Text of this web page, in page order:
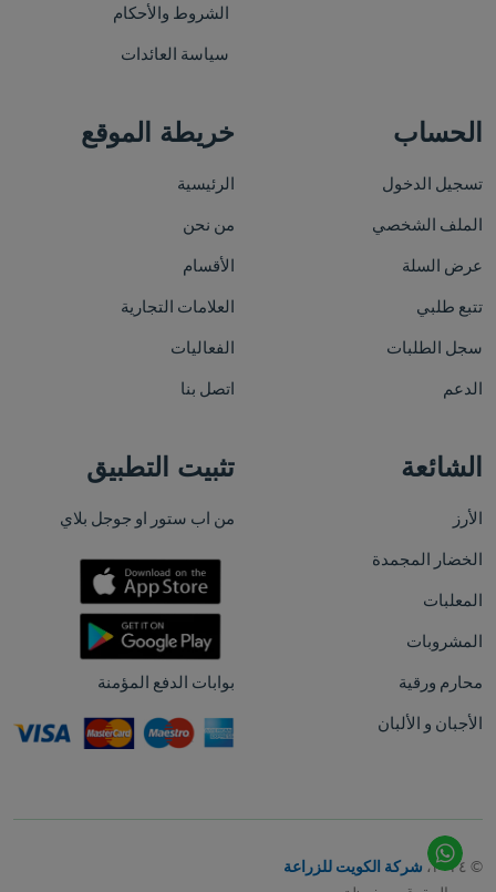
الشروط والأحكام
سياسة العائدات
الحساب
تسجيل الدخول
الملف الشخصي
عرض السلة
تتبع طلبي
سجل الطلبات
الدعم
خريطة الموقع
الرئيسية
من نحن
الأقسام
العلامات التجارية
الفعاليات
اتصل بنا
الشائعة
الأرز
الخضار المجمدة
المعلبات
المشروبات
محارم ورقية
الأجبان و الألبان
تثبيت التطبيق
من اب ستور او جوجل بلاي
بوابات الدفع المؤمنة
© ٢٠٢٤،
شركة الكويت للزراعة